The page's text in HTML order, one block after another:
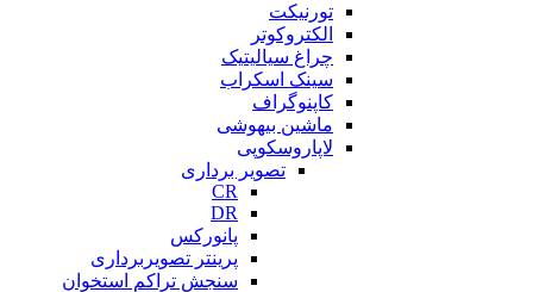
تورنیکت
الکتروکوتر
چراغ سیالیتیک
سینک اسکراب
کاپنوگراف
ماشین بیهوشی
لاپاروسکوپی
تصویر برداری
CR
DR
پانورکس
پرینتر تصویربرداری
سنجش تراکم استخوان